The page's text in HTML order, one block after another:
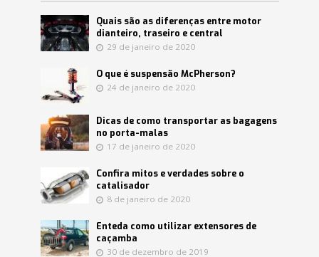
Quais são as diferenças entre motor
dianteiro, traseiro e central
29 de janeiro de 2020
O que é suspensão McPherson?
24 de janeiro de 2020
Dicas de como transportar as bagagens
no porta-malas
17 de janeiro de 2020
Confira mitos e verdades sobre o
catalisador
8 de janeiro de 2020
Enteda como utilizar extensores de
caçamba
30 de dezembro de 2019